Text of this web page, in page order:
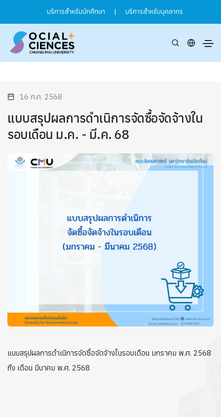
บริการสำหรับนักศึกษา | บริการสำหรับบุคลากร
16 ก.ค. 2568
แบบสรุปผลการดำเนิการจัดซื้อจัดจ้างใน
รอบเดือน ม.ค. - มี.ค. 68
แบบสรุปผลการดำเนิการจัดซื้อจัดจ้างในรอบเดือน มกราคม พ.ศ. 2568
ถึง เดือน มีนาคม พ.ศ. 2568